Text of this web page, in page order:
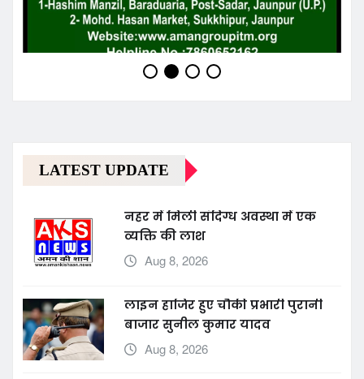
LATEST UPDATE
नहर में मिली संदिग्ध अवस्था में एक
व्यक्ति की लाश
लाइन हाजिर हुए चौकी प्रभारी पुरानी
बाजार सुनील कुमार यादव